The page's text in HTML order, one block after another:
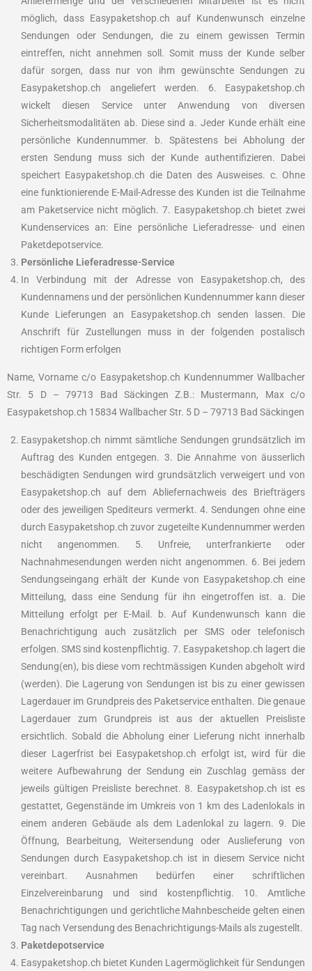
möglich, dass Easypaketshop.ch auf Kundenwunsch einzelne
Sendungen oder Sendungen, die zu einem gewissen Termin
eintreffen, nicht annehmen soll. Somit muss der Kunde selber
dafür sorgen, dass nur von ihm gewünschte Sendungen zu
Easypaketshop.ch angeliefert werden. 6. Easypaketshop.ch
wickelt diesen Service unter Anwendung von diversen
Sicherheitsmodalitäten ab. Diese sind a. Jeder Kunde erhält eine
persönliche Kundennummer. b. Spätestens bei Abholung der
ersten Sendung muss sich der Kunde authentifizieren. Dabei
speichert Easypaketshop.ch die Daten des Ausweises. c. Ohne
eine funktionierende E-Mail-Adresse des Kunden ist die Teilnahme
am Paketservice nicht möglich. 7. Easypaketshop.ch bietet zwei
Kundenservices an: Eine persönliche Lieferadresse- und einen
Paketdepotservice.
Persönliche Lieferadresse-Service
In Verbindung mit der Adresse von Easypaketshop.ch, des
Kundennamens und der persönlichen Kundennummer kann dieser
Kunde Lieferungen an Easypaketshop.ch senden lassen. Die
Anschrift für Zustellungen muss in der folgenden postalisch
richtigen Form erfolgen
Name, Vorname c/o Easypaketshop.ch Kundennummer Wallbacher
Str. 5 D – 79713 Bad Säckingen Z.B.: Mustermann, Max c/o
Easypaketshop.ch 15834 Wallbacher Str. 5 D – 79713 Bad Säckingen
Easypaketshop.ch nimmt sämtliche Sendungen grundsätzlich im
Auftrag des Kunden entgegen. 3. Die Annahme von äusserlich
beschädigten Sendungen wird grundsätzlich verweigert und von
Easypaketshop.ch auf dem Abliefernachweis des Briefträgers
oder des jeweiligen Spediteurs vermerkt. 4. Sendungen ohne eine
durch Easypaketshop.ch zuvor zugeteilte Kundennummer werden
nicht angenommen. 5. Unfreie, unterfrankierte oder
Nachnahmesendungen werden nicht angenommen. 6. Bei jedem
Sendungseingang erhält der Kunde von Easypaketshop.ch eine
Mitteilung, dass eine Sendung für ihn eingetroffen ist. a. Die
Mitteilung erfolgt per E-Mail. b. Auf Kundenwunsch kann die
Benachrichtigung auch zusätzlich per SMS oder telefonisch
erfolgen. SMS sind kostenpflichtig. 7. Easypaketshop.ch lagert die
Sendung(en), bis diese vom rechtmässigen Kunden abgeholt wird
(werden). Die Lagerung von Sendungen ist bis zu einer gewissen
Lagerdauer im Grundpreis des Paketservice enthalten. Die genaue
Lagerdauer zum Grundpreis ist aus der aktuellen Preisliste
ersichtlich. Sobald die Abholung einer Lieferung nicht innerhalb
dieser Lagerfrist bei Easypaketshop.ch erfolgt ist, wird für die
weitere Aufbewahrung der Sendung ein Zuschlag gemäss der
jeweils gültigen Preisliste berechnet. 8. Easypaketshop.ch ist es
gestattet, Gegenstände im Umkreis von 1 km des Ladenlokals in
einem anderen Gebäude als dem Ladenlokal zu lagern. 9. Die
Öffnung, Bearbeitung, Weitersendung oder Auslieferung von
Sendungen durch Easypaketshop.ch ist in diesem Service nicht
vereinbart. Ausnahmen bedürfen einer schriftlichen
Einzelvereinbarung und sind kostenpflichtig. 10. Amtliche
Benachrichtigungen und gerichtliche Mahnbescheide gelten einen
Tag nach Versendung des Benachrichtigungs-Mails als zugestellt.
Paketdepotservice
Easypaketshop.ch bietet Kunden Lagermöglichkeit für Sendungen